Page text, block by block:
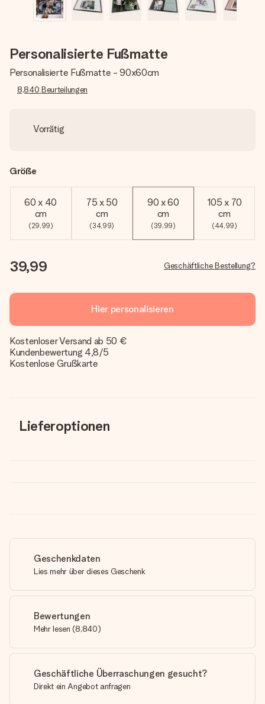
Personalisierte Fußmatte
Personalisierte Fußmatte - 90x60cm
8,840 Beurteilungen
Vorrätig
Größe
60 x 40
cm
(29,99)
75 x 50
cm
(34,99)
90 x 60
cm
(39,99)
105 x 70
cm
(44,99)
39,99 Geschäftliche Bestellung?
Hier personalisieren
Kostenloser Versand ab 50 €
Kundenbewertung 4,8/5
Kostenlose Grußkarte
Lieferoptionen
Geschenkdaten
Lies mehr über dieses Geschenk
Bewertungen
Mehr lesen (8,840)
Geschäftliche Überraschungen gesucht?
Direkt ein Angebot anfragen